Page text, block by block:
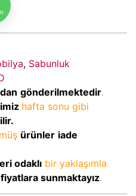
, Sabunluk
gönderilmektedir.
hafta sonu gibi
ürünler iade
odaklı bir yaklaşımla
fiyatlara sunmaktayız.